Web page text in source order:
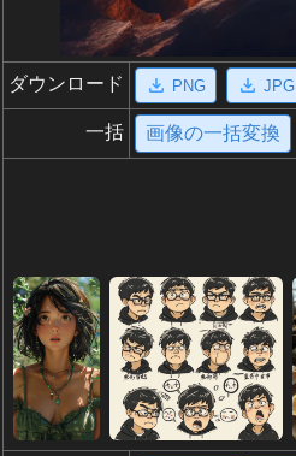
ダウンロード PNG JPG
一括 画像の一括変換